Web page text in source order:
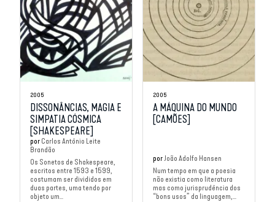
2005
DISSONÂNCIAS, MAGIA E
SIMPATIA CÓSMICA
[SHAKESPEARE]
por Carlos Antônio Leite
Brandão
Os Sonetos de Shakespeare,
escritos entre 1593 e 1599,
costumam ser divididos em
duas partes, uma tendo por
objeto um...
2005
A MÁQUINA DO MUNDO
[CAMÕES]
por João Adolfo Hansen
Num tempo em que a poesia
não existia como literatura
mas como jurisprudência dos
“bons usos” da linguagem,...